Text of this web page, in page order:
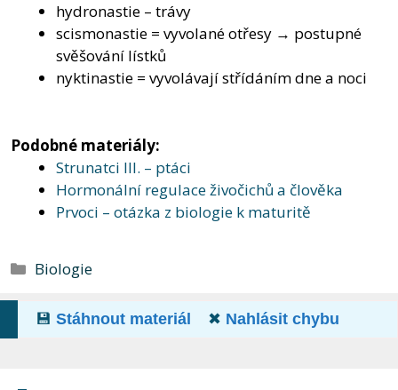
hydronastie – trávy
scismonastie = vyvolané otřesy → postupné
svěšování lístků
nyktinastie = vyvolávají střídáním dne a noci
Podobné materiály:
Strunatci III. – ptáci
Hormonální regulace živočichů a člověka
Prvoci – otázka z biologie k maturitě
Rubriky
Biologie
💾 Stáhnout materiál ✖ Nahlásit chybu